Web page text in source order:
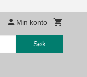
Min konto
Søk